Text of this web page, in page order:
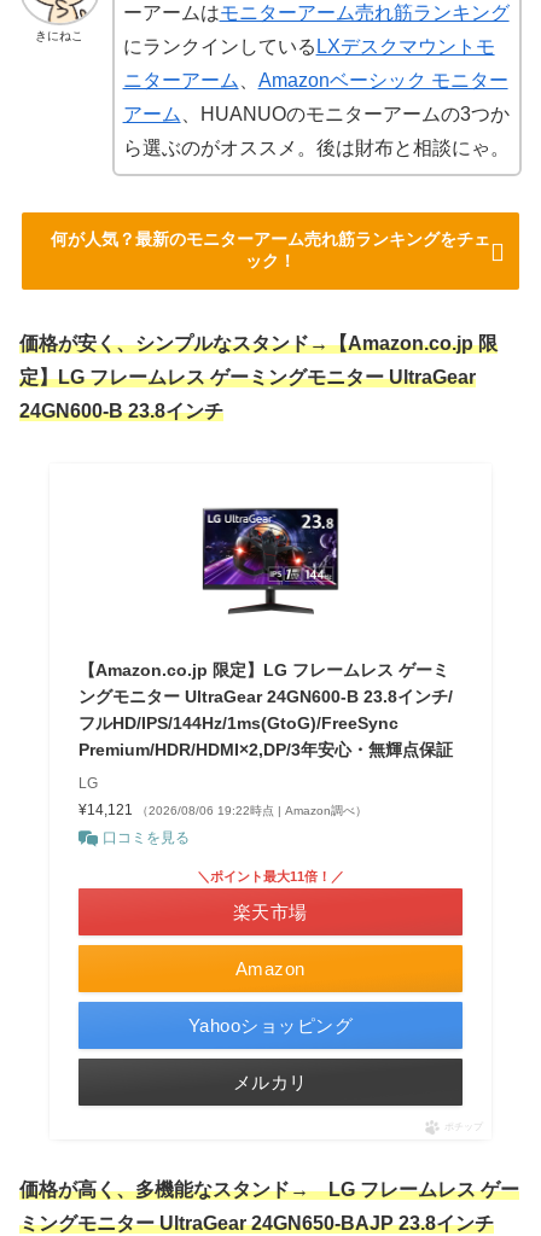
きにねこ
ーアームはモニターアーム売れ筋ランキング
にランクインしている LXデスクマウントモ
ニターアーム
Amazonベーシック モニター
アーム 、HUANUOのモニターアームの3つか
ら選ぶのがオススメ。後は財布と相談にゃ。
何が人気？最新のモニターアーム売れ筋ランキングをチェ
ック！
価格が安く、シンプルなスタンド→【Amazon.co.jp 限
定】LG フレームレス ゲーミングモニター UltraGear
24GN600-B 23.8インチ
【Amazon.co.jp 限定】LG フレームレス ゲーミ
ングモニター UltraGear 24GN600-B 23.8インチ/
フルHD/IPS/144Hz/1ms(GtoG)/FreeSync
Premium/HDR/HDMI×2,DP/3年安心・無輝点保証
LG
¥14,121
（2026/08/06 19:22時点 | Amazon調べ）
口コミを見る
Amazon
＼ポイント最大11倍！／
楽天市場
Yahooショッピング
メルカリ
ポチップ
価格が高く、多機能なスタンド→LG フレームレス ゲー
ミングモニター UltraGear 24GN650-BAJP 23.8インチ